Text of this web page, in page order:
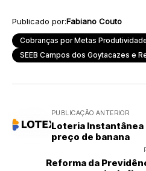
Publicado por:Fabiano Couto
Cobranças por Metas
SEEB Campos dos Goytacazes e
PUBLICAÇÃO ANTERIOR
Loteria Instantânea
preço de banana
Reforma da